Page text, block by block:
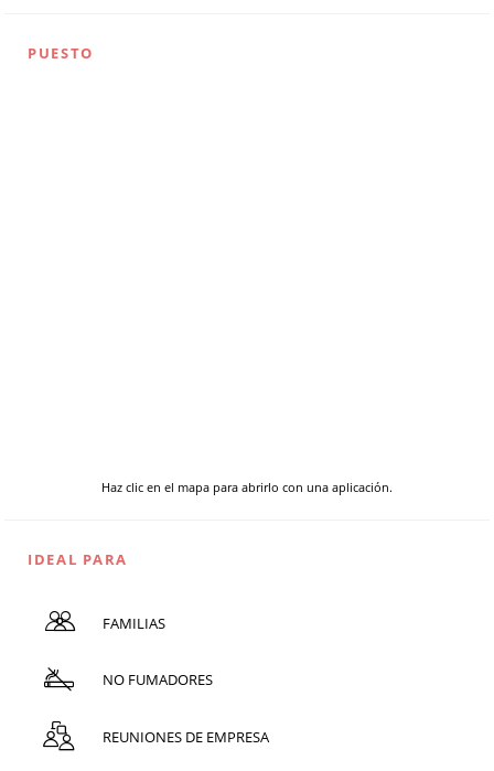
PUESTO
Haz clic en el mapa para abrirlo con una aplicación.
IDEAL PARA
FAMILIAS
NO FUMADORES
REUNIONES DE EMPRESA